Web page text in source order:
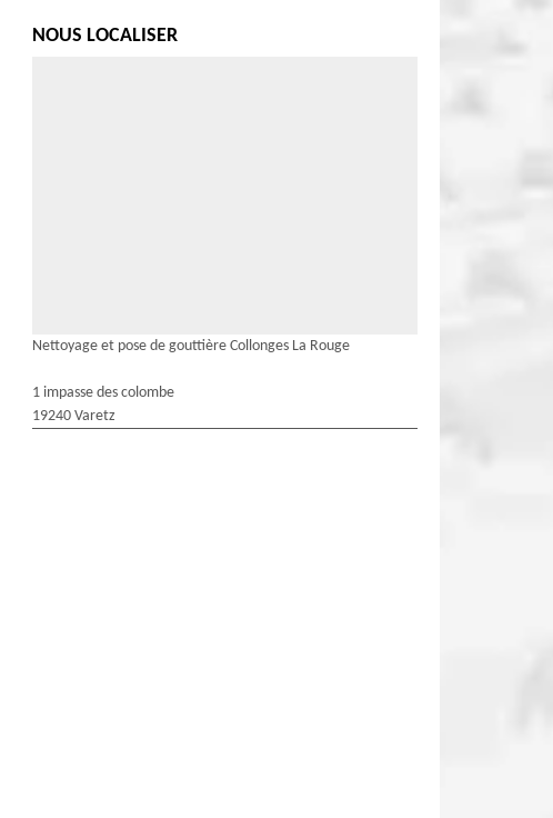
NOUS LOCALISER
Nettoyage et pose de gouttière Collonges La Rouge
1 impasse des colombe
19240 Varetz